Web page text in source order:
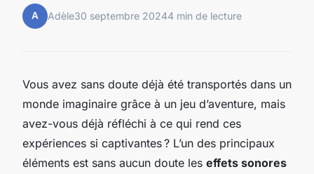
A Adèle30 septembre 20244 min de lecture
Vous avez sans doute déjà été transportés dans un
monde imaginaire grâce à un jeu d’aventure, mais
avez-vous déjà réfléchi à ce qui rend ces
expériences si captivantes ? L’un des principaux
éléments est sans aucun doute les effets sonores